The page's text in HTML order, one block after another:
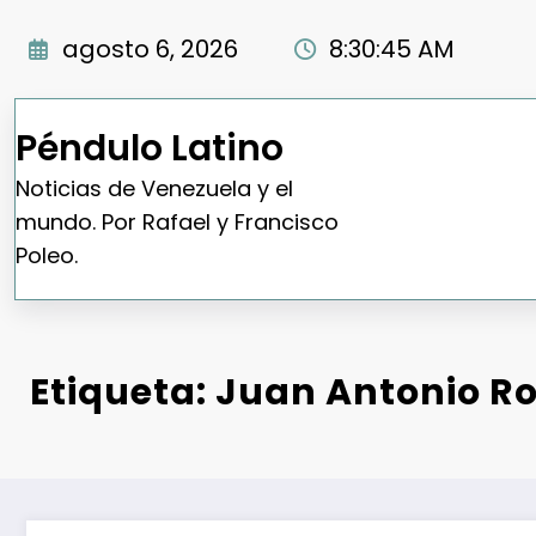
agosto 6, 2026 8:30:46 AM
Péndulo Latino
Noticias de Venezuela y el
mundo. Por Rafael y Francisco
Poleo.
Etiqueta: Juan Antonio